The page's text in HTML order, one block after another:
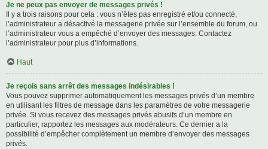
Je ne peux pas envoyer de messages privés !
Il y a trois raisons pour cela : vous n’êtes pas enregistré et/ou connecté,
l’administrateur a désactivé la messagerie privée sur l’ensemble du forum, ou
l’administrateur vous a empêché d’envoyer des messages. Contactez
l’administrateur pour plus d’informations.
Haut
Je reçois sans arrêt des messages indésirables !
Vous pouvez supprimer automatiquement les messages privés d’un membre
en utilisant les filtres de message dans les paramètres de votre messagerie
privée. Si vous recevez des messages privés abusifs d’un membre en
particulier, rapportez les messages aux modérateurs. Ce dernier a la
possibilité d’empêcher complètement un membre d’envoyer des messages
privés.